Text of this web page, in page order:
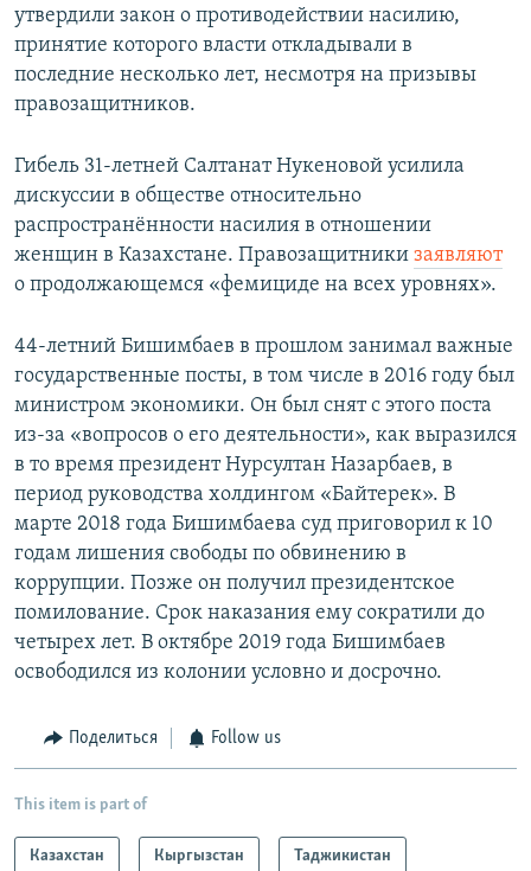
утвердили закон о противодействии насилию,
принятие которого власти откладывали в
последние несколько лет, несмотря на призывы
правозащитников.
Гибель 31-летней Салтанат Нукеновой усилила
дискуссии в обществе относительно
распространённости насилия в отношении
женщин в Казахстане. Правозащитники заявляют
о продолжающемся «фемициде на всех уровнях».
44-летний Бишимбаев в прошлом занимал важные
государственные посты, в том числе в 2016 году был
министром экономики. Он был снят с этого поста
из-за «вопросов о его деятельности», как выразился
в то время президент Нурсултан Назарбаев, в
период руководства холдингом «Байтерек». В
марте 2018 года Бишимбаева суд приговорил к 10
годам лишения свободы по обвинению в
коррупции. Позже он получил президентское
помилование. Срок наказания ему сократили до
четырех лет. В октябре 2019 года Бишимбаев
освободился из колонии условно и досрочно.
Поделиться Follow us
This item is part of
Казахстан Кыргызстан Таджикистан